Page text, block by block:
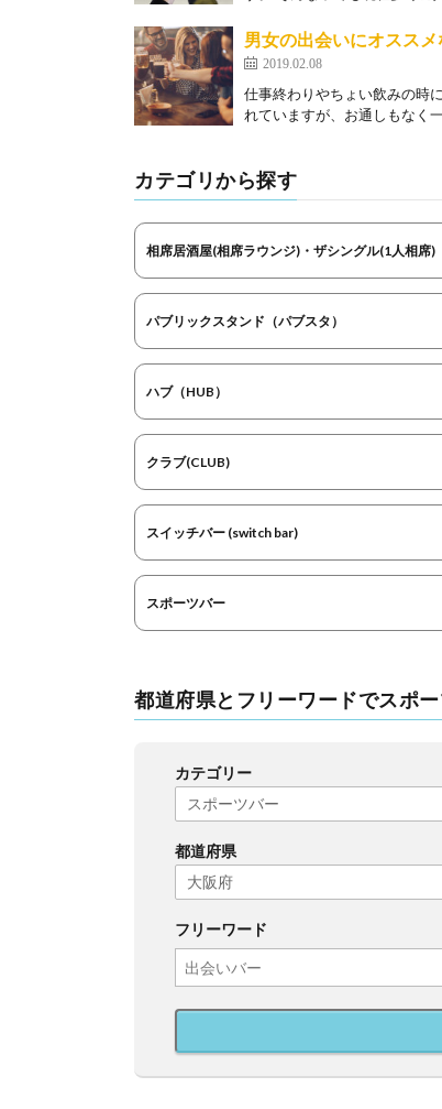
男女の出会いにオスス
2019.02.08
仕事終わりやちょい飲みの時
れていますが、お通しもなく
カテゴリから探す
相席居酒屋(相席ラウンジ)・ザシングル(1人相席)
パブリックスタンド（パブスタ）
ハブ（HUB）
クラブ(CLUB)
スイッチバー (switch bar)
スポーツバー
都道府県とフリーワードでスポ
カテゴリー
都道府県
フリーワード